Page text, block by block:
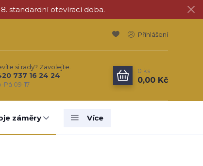
8. standardní otevírací doba.
Přihlášení
si rady? Zavolejte.
737 16 24 24
Pá 09-17
0 ks
0,00 Kč
záměry Více